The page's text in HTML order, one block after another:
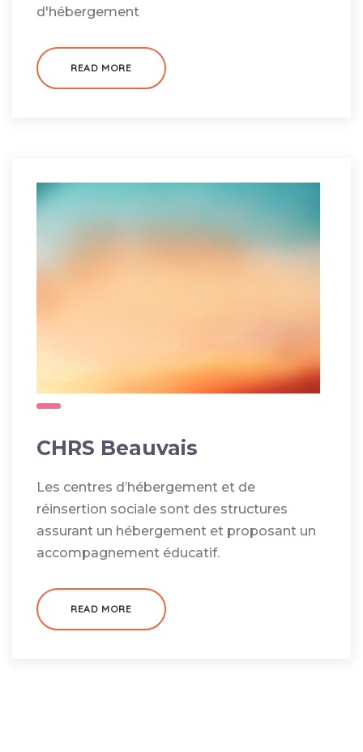
d'hébergement
READ MORE
CHRS Beauvais
Les centres d’hébergement et de
réinsertion sociale sont des structures
assurant un hébergement et proposant un
accompagnement éducatif.
READ MORE